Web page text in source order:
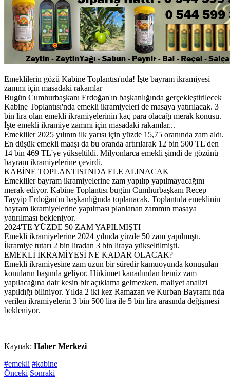
Emeklilerin gözü Kabine Toplantısı'nda! İşte bayram ikramiyesi
zammı için masadaki rakamlar
Bugün Cumhurbaşkanı Erdoğan'ın başkanlığında gerçekleştirilecek
Kabine Toplantısı'nda emekli ikramiyeleri de masaya yatırılacak. 3
bin lira olan emekli ikramiyelerinin kaç para olacağı merak konusu.
İşte emekli ikramiye zammı için masadaki rakamlar...
Emekliler 2025 yılının ilk yarısı için yüzde 15,75 oranında zam aldı.
En düşük emekli maaşı da bu oranda artırılarak 12 bin 500 TL'den
14 bin 469 TL'ye yükseltildi. Milyonlarca emekli şimdi de gözünü
bayram ikramiyelerine çevirdi.
KABİNE TOPLANTISI'NDA ELE ALINACAK
Emekliler bayram ikramiyelerine zam yapılıp yapılmayacağını
merak ediyor. Kabine Toplantısı bugün Cumhurbaşkanı Recep
Tayyip Erdoğan'ın başkanlığında toplanacak. Toplantıda emeklinin
bayram ikramiyelerine yapılması planlanan zammın masaya
yatırılması bekleniyor.
2024'TE YÜZDE 50 ZAM YAPILMIŞTI
Emekli ikramiyelerine 2024 yılında yüzde 50 zam yapılmıştı.
İkramiye tutarı 2 bin liradan 3 bin liraya yükseltilmişti.
EMEKLİ İKRAMİYESİ NE KADAR OLACAK?
Emekli ikramiyesine zam uzun bir süredir kamuoyunda konuşulan
konuların başında geliyor. Hükümet kanadından henüz zam
yapılacağına dair kesin bir açıklama gelmezken, maliyet analizi
yapıldığı biliniyor. Yılda 2 iki kez Ramazan ve Kurban Bayramı'nda
verilen ikramiyelerin 3 bin 500 lira ile 5 bin lira arasında değişmesi
bekleniyor.
Kaynak: Haber Merkezi
#emekli #kabine
Önceki Sonraki